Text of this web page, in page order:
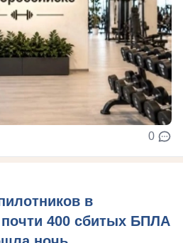
0
в
400 сбитых БПЛА